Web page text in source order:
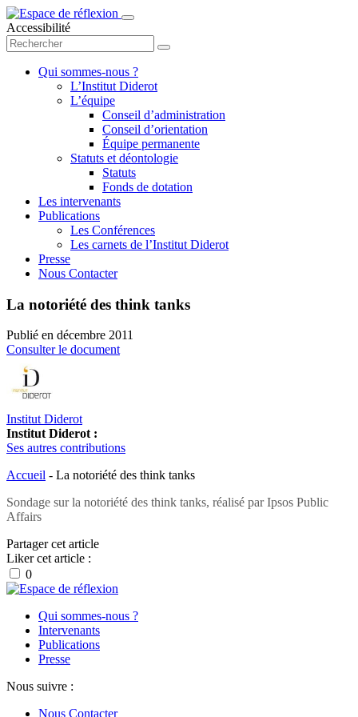
Accessibilité
Qui sommes-nous ?
L’Institut Diderot
L’équipe
Conseil d’administration
Conseil d’orientation
Équipe permanente
Statuts et déontologie
Statuts
Fonds de dotation
Les intervenants
Publications
Les Conférences
Les carnets de l’Institut Diderot
Presse
Nous Contacter
La notoriété des think tanks
Publié en décembre 2011
Consulter le document
Institut Diderot
Institut Diderot :
Ses autres contributions
Accueil - La notoriété des think tanks
Sondage sur la notoriété des think tanks, réalisé par Ipsos Public
Affairs
Partager cet article
Liker cet article :
0
Qui sommes-nous ?
Intervenants
Publications
Presse
Nous suivre :
Nous Contacter